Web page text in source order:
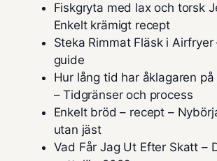
Fiskgryta med lax och torsk
Enkelt krämigt recept
Steka Rimmat Fläsk i
guide
Hur lång tid har åklagaren
– Tidgränser och process
Enkelt bröd – recept –
utan jäst
Vad Får Jag Ut Efter Skatt –